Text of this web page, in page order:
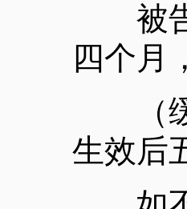
被告
四个月
（缓
生效后